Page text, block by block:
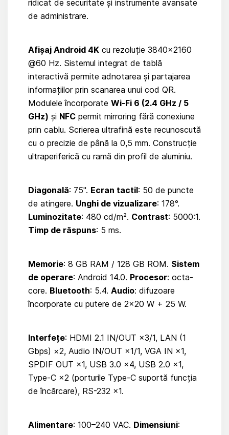
ridicat de securitate și instrumente avansate
de administrare.
Afișaj Android 4K cu rezoluție 3840×2160
@60 Hz. Sistemul integrat de tablă
interactivă permite adnotarea și partajarea
informațiilor prin scanarea unui cod QR.
Modulele încorporate Wi-Fi 6 (2.4 GHz / 5
GHz) și NFC permit mirroring fără conexiune
prin cablu. Scrierea ultrafină este recunoscută
cu o precizie de până la 0,5 mm. Construcție
ultraperiferică cu ramă din profil de aluminiu.
Diagonală: 75". Ecran tactil: 50 de puncte
de atingere. Unghi de vizualizare: 178°.
Luminozitate: 480 cd/m². Contrast: 5000:1.
Timp de răspuns: 5 ms.
Memorie: 8 GB RAM / 128 GB ROM. Sistem
de operare: Android 14.0. Procesor: octa-
core. Bluetooth: 5.4. Audio: difuzoare
încorporate cu putere de 2×20 W + 25 W.
Interfețe: HDMI 2.1 IN/OUT ×3/1, LAN (1
Gbps) ×2, Audio IN/OUT ×1/1, VGA IN ×1,
SPDIF OUT ×1, USB 3.0 ×4, USB 2.0 ×1,
Type-C ×2 (porturile Type-C suportă funcția
de încărcare), RS-232 ×1.
Alimentare: 100–240 VAC. Dimensiuni: